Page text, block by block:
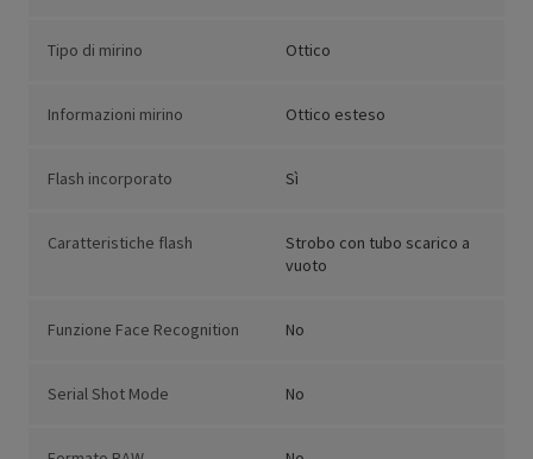
Tipo di mirino Ottico
Informazioni mirino Ottico esteso
Flash incorporato Sì
Caratteristiche flash
Strobo con tubo scarico a
vuoto
Funzione Face Recognition No
Serial Shot Mode No